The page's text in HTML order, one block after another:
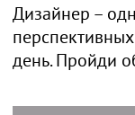
Дизайнер –
день. Пройди